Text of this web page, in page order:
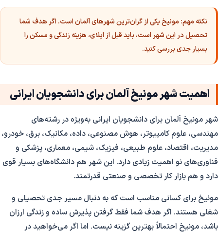
نکته مهم: مونیخ یکی از گران‌ترین شهرهای آلمان است. اگر هدف شما
تحصیل در این شهر است، باید قبل از اپلای، هزینه زندگی و مسکن را
بسیار جدی بررسی کنید.
اهمیت شهر مونیخ آلمان برای دانشجویان ایرانی
شهر مونیخ آلمان برای دانشجویان ایرانی به‌ویژه در رشته‌های
مهندسی، علوم کامپیوتر، هوش مصنوعی، داده، مکانیک، برق، خودرو،
مدیریت، اقتصاد، علوم طبیعی، فیزیک، شیمی، معماری، پزشکی و
فناوری‌های نو اهمیت زیادی دارد. این شهر هم دانشگاه‌های بسیار قوی
دارد و هم بازار کار تخصصی و صنعتی قدرتمند.
مونیخ برای کسانی مناسب است که به دنبال مسیر جدی تحصیلی و
شغلی هستند. اگر هدف شما فقط گرفتن پذیرش ساده و زندگی ارزان
باشد، مونیخ احتمالاً بهترین گزینه نیست. اما اگر می‌خواهید در